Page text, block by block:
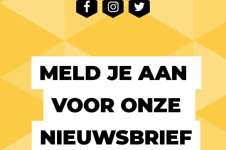
MELD JE AAN
VOOR ONZE
NIEUWSBRIEF